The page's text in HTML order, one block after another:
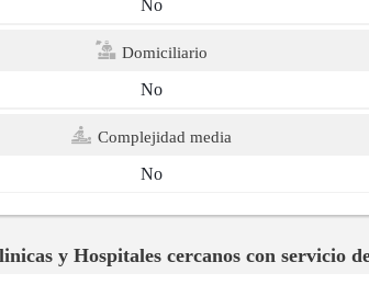
No
Domiciliario
No
Complejidad media
No
y Hospitales cercanos con servicio